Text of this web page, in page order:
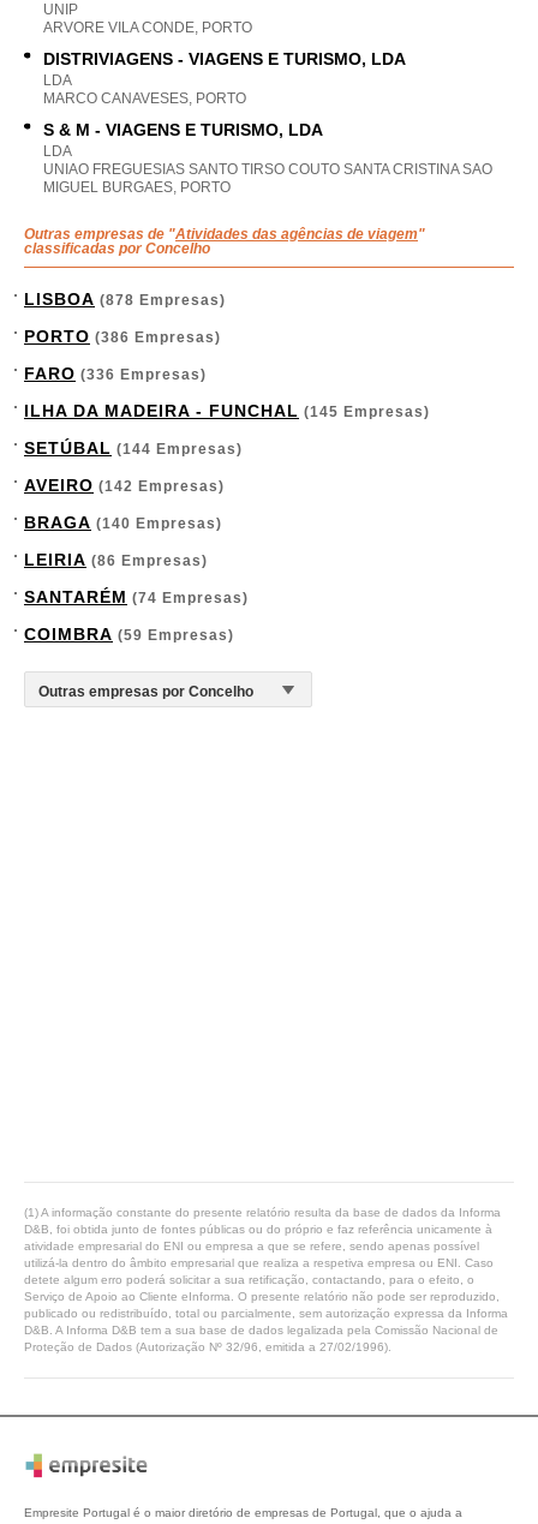
UNIP
ARVORE VILA CONDE, PORTO
DISTRIVIAGENS - VIAGENS E TURISMO, LDA
LDA
MARCO CANAVESES, PORTO
S & M - VIAGENS E TURISMO, LDA
LDA
UNIAO FREGUESIAS SANTO TIRSO COUTO SANTA CRISTINA SAO
MIGUEL BURGAES, PORTO
Outras empresas de "Atividades das agências de viagem"
classificadas por Concelho
LISBOA (878 Empresas)
PORTO (386 Empresas)
FARO (336 Empresas)
ILHA DA MADEIRA - FUNCHAL (145 Empresas)
SETÚBAL (144 Empresas)
AVEIRO (142 Empresas)
BRAGA (140 Empresas)
LEIRIA (86 Empresas)
SANTARÉM (74 Empresas)
COIMBRA (59 Empresas)
(1) A informação constante do presente relatório resulta da base de dados da Informa
D&B, foi obtida junto de fontes públicas ou do próprio e faz referência unicamente à
atividade empresarial do ENI ou empresa a que se refere, sendo apenas possível
utilizá-la dentro do âmbito empresarial que realiza a respetiva empresa ou ENI. Caso
detete algum erro poderá solicitar a sua retificação, contactando, para o efeito, o
Serviço de Apoio ao Cliente eInforma. O presente relatório não pode ser reproduzido,
publicado ou redistribuído, total ou parcialmente, sem autorização expressa da Informa
D&B. A Informa D&B tem a sua base de dados legalizada pela Comissão Nacional de
Proteção de Dados (Autorização Nº 32/96, emitida a 27/02/1996).
Empresite Portugal é o maior diretório de empresas de Portugal, que o ajuda a